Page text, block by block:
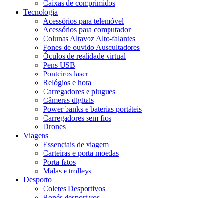
Caixas de comprimidos
Tecnologia
Acessórios para telemóvel
Acessórios para computador
Colunas Altavoz Alto-falantes
Fones de ouvido Auscultadores
Óculos de realidade virtual
Pens USB
Ponteiros laser
Relógios e hora
Carregadores e plugues
Câmeras digitais
Power banks e baterias portáteis
Carregadores sem fios
Drones
Viagens
Essenciais de viagem
Carteiras e porta moedas
Porta fatos
Malas e trolleys
Desporto
Coletes Desportivos